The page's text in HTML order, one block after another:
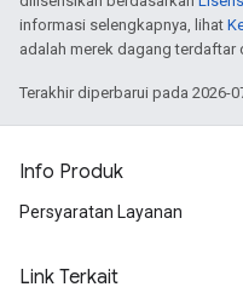
informasi selengkapnya, lihat
adalah merek dagang terdaftar
Terakhir diperbarui pada 2026-
Info Produk
Persyaratan Layanan
Link Terkait